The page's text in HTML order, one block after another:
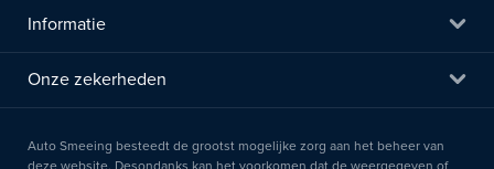
Informatie
Onze zekerheden
Auto Smeeing besteedt de grootst mogelijke zorg aan het beheer van
deze website. Desondanks kan het voorkomen dat de weergegeven of